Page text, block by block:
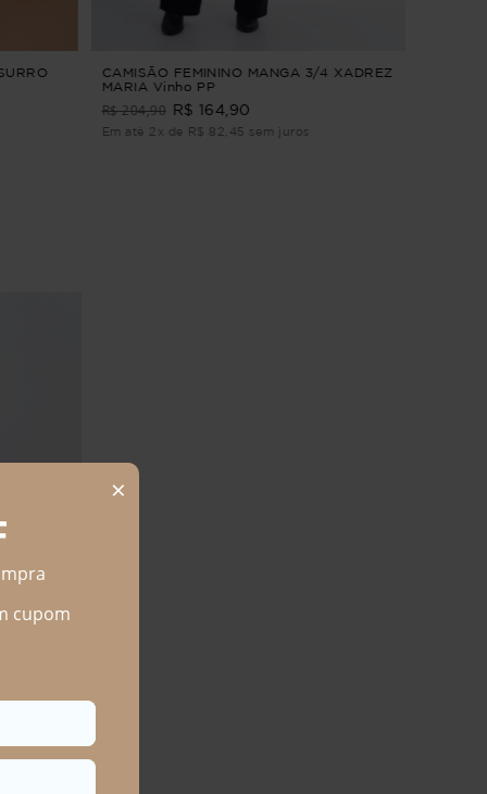
CAMISÃO FEMININO MANGA 3/4 XADREZ
MARIA Vinho PP
R$ 204,90 R$ 164,90
Em até 2x de R$ 82,45 sem juros